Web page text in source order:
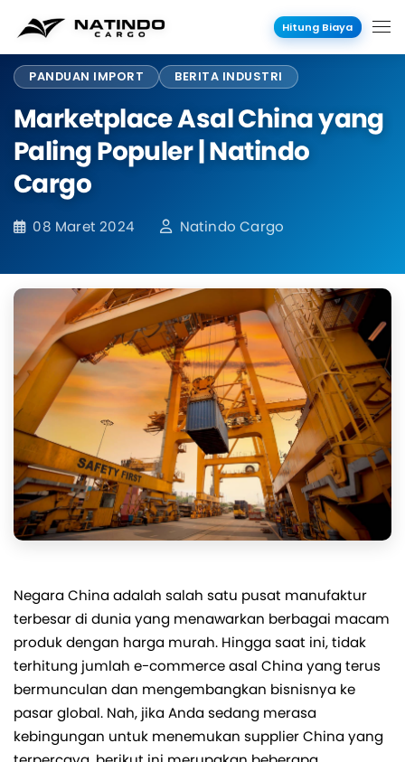
Hitung Biaya
PANDUAN IMPORT BERITA INDUSTRI
Marketplace Asal China yang
Paling Populer | Natindo
Cargo
08 Maret 2024 Natindo Cargo
Negara China adalah salah satu pusat manufaktur
terbesar di dunia yang menawarkan berbagai macam
produk dengan harga murah. Hingga saat ini, tidak
terhitung jumlah e-commerce asal China yang terus
bermunculan dan mengembangkan bisnisnya ke
pasar global. Nah, jika Anda sedang merasa
kebingungan untuk menemukan supplier China yang